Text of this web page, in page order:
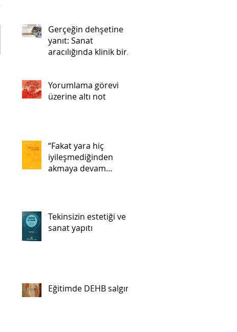
Gerçeğin dehşetine
yanıt: Sanat
aracılığında klinik bir
Yorumlama görevi
üzerine altı not
“Fakat yara hiç
iyileşmediğinden
akmaya devam
Tekinsizin estetiği ve
sanat yapıtı
Eğitimde DEHB salgını